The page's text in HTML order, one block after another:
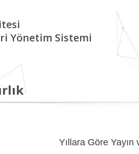
Yönetim Sistemi
Yıllara Göre Yayın